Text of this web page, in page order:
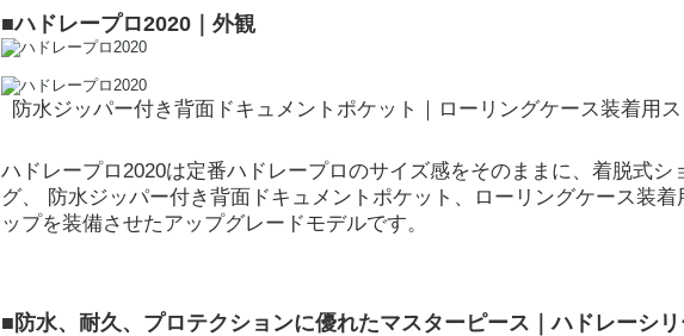
■ハドレープロ2020｜外観
防水ジッパー付き背面ドキュメントポケット｜ローリングケース装着用
ハドレープロ2020は定番ハドレープロのサイズ感をそのままに、着脱式シ
グ、 防水ジッパー付き背面ドキュメントポケット、ローリングケース装着
ップを装備させたアップグレードモデルです。
■防水、耐久、プロテクションに優れたマスターピース｜ハドレーシ